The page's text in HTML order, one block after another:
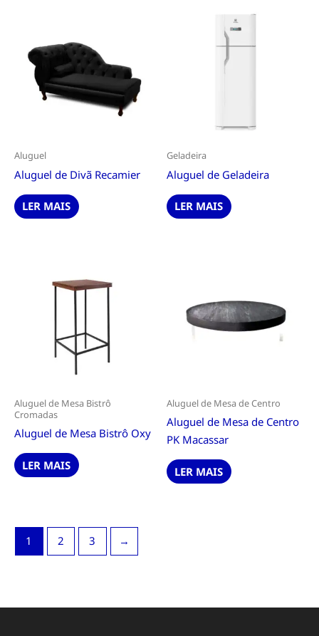
Aluguel
Aluguel de Divã Recamier
LER MAIS
Geladeira
Aluguel de Geladeira
LER MAIS
Aluguel de Mesa Bistrô
Cromadas
Aluguel de Mesa Bistrô Oxy
LER MAIS
Aluguel de Mesa de Centro
Aluguel de Mesa de Centro
PK Macassar
LER MAIS
1 2 3 →